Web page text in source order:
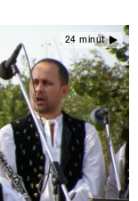
24 minut